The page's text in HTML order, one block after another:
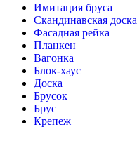
Имитация бруса
Скандинавская доска
Фасадная рейка
Планкен
Вагонка
Блок-хаус
Доска
Брусок
Брус
Крепеж